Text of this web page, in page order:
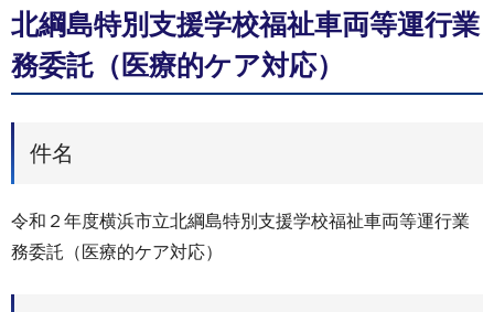
北綱島特別支援学校福祉車両等運行業
務委託（医療的ケア対応）
件名
令和２年度横浜市立北綱島特別支援学校福祉車両等運行業
務委託（医療的ケア対応）